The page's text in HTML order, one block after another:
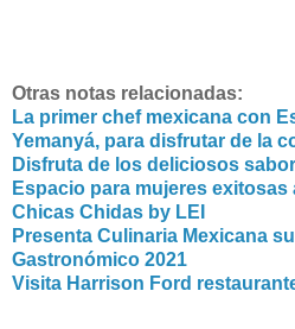
Otras notas relacionadas:
La primer chef mexicana con
Yemanyá, para disfrutar de la
Disfruta de los deliciosos
Espacio para mujeres
Chicas Chidas by LEI
Presenta Culinaria Mexicana
Gastronómico 2021
Visita Harrison Ford